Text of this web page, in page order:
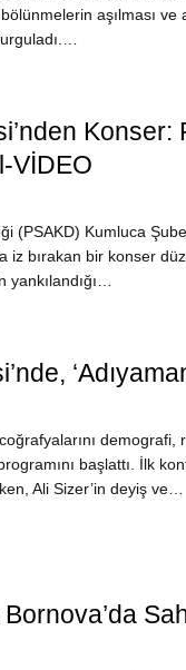
aşılması
Konser:
VİDEO
(PSAKD) Kumluca
iz bırakan bir konser
demografi,
başlattı. İlk
Ali Sizer’in deyiş ve…